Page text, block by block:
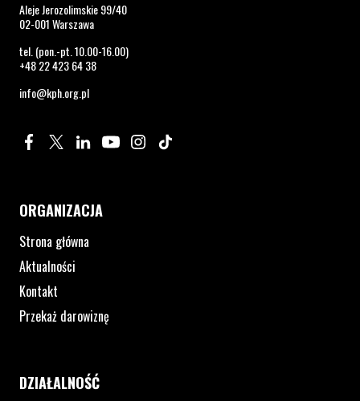
Aleje Jerozolimskie 99/40
02-001 Warszawa
tel. (pon.-pt. 10.00-16.00)
+48 22 423 64 38
info@kph.org.pl
Profil na Facebook. Strona otwiera się w nowym oknie.
Profil na Twitter. Strona otwiera się w nowym oknie.
Profil na LinkedIn. Strona otwiera się w nowym oknie.
Profil na YouTube. Strona otwiera się w nowym
Profil na Instagram. Strona otwiera się
ORGANIZACJA
Strona główna
Aktualności
Kontakt
Przekaż darowiznę
DZIAŁALNOŚĆ